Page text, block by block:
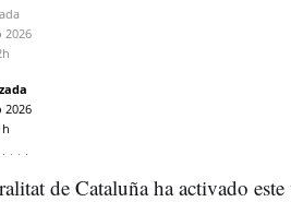
2026
2026
de Cataluña ha activado